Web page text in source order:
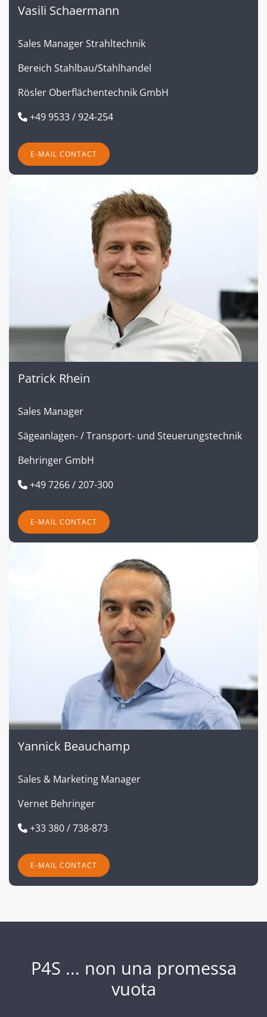
Vasili Schaermann
Sales Manager Strahltechnik
Bereich Stahlbau/Stahlhandel
Rösler Oberflächentechnik GmbH
+49 9533 / 924-254
E-MAIL CONTACT
Patrick Rhein
Sales Manager
Sägeanlagen- / Transport- und Steuerungstechnik
Behringer GmbH
+49 7266 / 207-300
E-MAIL CONTACT
Yannick Beauchamp
Sales & Marketing Manager
Vernet Behringer
+33 380 / 738-873
E-MAIL CONTACT
P4S ... non una promessa
vuota